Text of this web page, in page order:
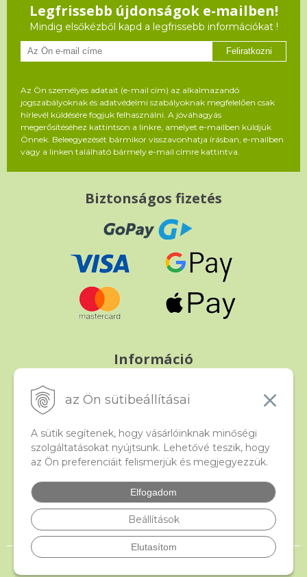
az Ön sütibeállításai
A sütik segítenek, hogy vásárlóinknak minőségi
szolgáltatásokat nyújtsunk. Lehetővé teszik, hogy
az Ön preferenciáit felismerjük és megjegyezzük.
Elfogadom
Beállítások
Elutasítom
Legfrissebb újdonságok e-mailben!
Mindig elsőkézből kapd a legfrissebb információkat !
Feliratkozni
Az Ön személyes adatait (e-mail cím) az alkalmazandó
jogszabályoknak és adatvédelmi szabályoknak megfelelően csak
hírlevél küldésére fogjuk felhasználni. A jóváhagyás
megerősítéséhez kattintson a linkre, amelyet e-mailben küldjük
Önnek. Beleegyezését bármikor visszavonhatja írásban, e-mailben
vagy a linken található bármely e-mail címre kattintva.
Biztonságos fizetés
Információ
Panasz, árucsere és visszáru
Beado
Kapcsolat
Gyakori kérdések
Facebook
© 2026 beado.hu, a gyöngyök webáruháza •NextShop&e-shop Pohoda